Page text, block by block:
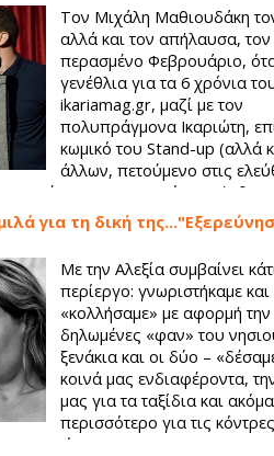
Τον Μιχάλη Μαθιουδάκη
αλλά και τον απήλαυσα, τον
περασμένο Φεβρουάριο,
γενέθλια για τα 6 χρόνια
ikariamag.gr, μαζί με τον
πολυπράγμονα Ικαριώτη,
κωμικό του Stand-up (αλλά
άλλων, πετούμενο στις
προσέφεραν στο κοινό που ήρθε
αμέσως πως το χιούμορ
τα βιώματα και η αντίληψη
να ξαναδώ τον Μιχάλη σε
και κερδίζει θαυμαστές
ενδιαφέρον, δύσκολο και
για τη δική
Με την Αλεξία συμβαίνει
περίεργο: γνωριστήκαμε και
«κολλήσαμε» με αφορμή την
δηλωμένες «φαν» του
ξενάκια και οι δύο –
κοινά μας ενδιαφέροντα,
μας για τα ταξίδια και ακόμα
περισσότερο για τις
μας κι όμως...